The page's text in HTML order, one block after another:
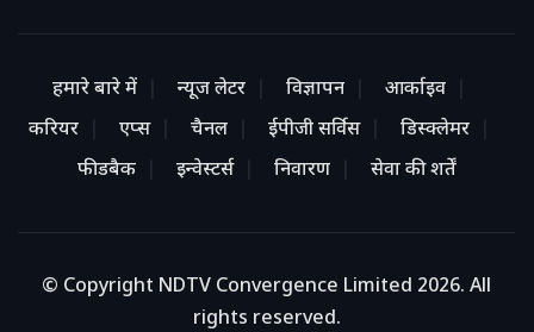
हमारे बारे में न्यूज लेटर विज्ञापन
आर्काइव
करियर
एप्स चैनल ईपीजी सर्विस
डिस्क्लेमर
फीडबैक
इन्वेस्टर्स निवारण सेवा की शर्तें
© Copyright NDTV Convergence Limited 2026. All
rights reserved.